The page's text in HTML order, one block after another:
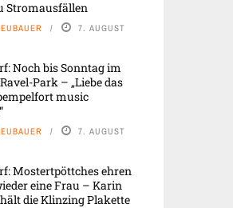
Stromausfällen
7. AUGUST
Noch bis Sonntag im
Park – „Liebe das
music
7. AUGUST
Mostertpöttches ehren
eine Frau – Karin
die Klinzing Plakette